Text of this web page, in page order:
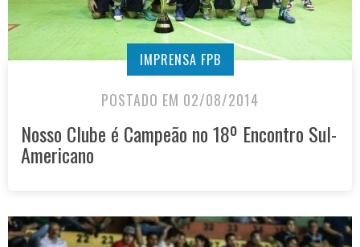
IMPRENSA FPB
POSTADO EM 02/08/2014
Nosso Clube é Campeão no 18º Encontro Sul-
Americano